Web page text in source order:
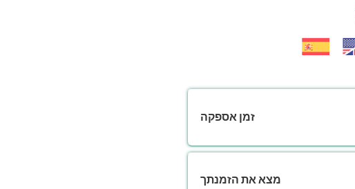
זמן אספקה
מצא את הזמנתך